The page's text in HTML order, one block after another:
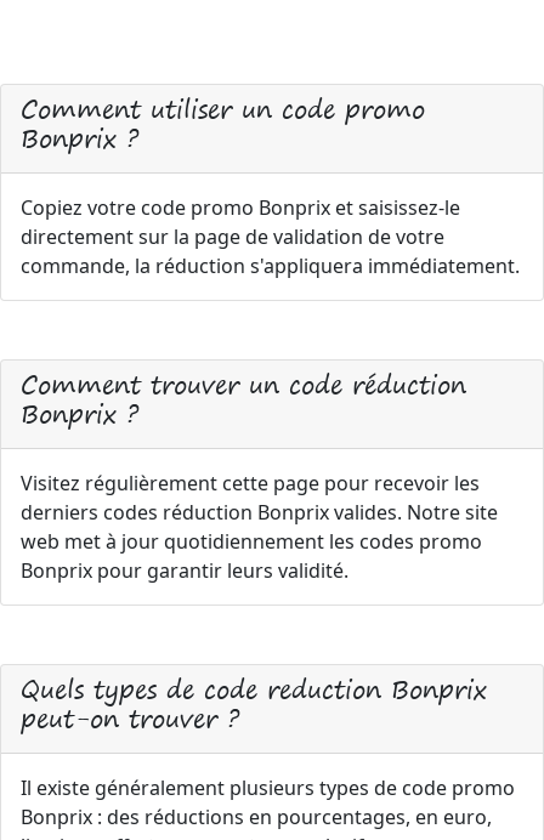
Comment utiliser un code promo
Bonprix ?
Copiez votre code promo Bonprix et saisissez-le
directement sur la page de validation de votre
commande, la réduction s'appliquera immédiatement.
Comment trouver un code réduction
Bonprix ?
Visitez régulièrement cette page pour recevoir les
derniers codes réduction Bonprix valides. Notre site
web met à jour quotidiennement les codes promo
Bonprix pour garantir leurs validité.
Quels types de code reduction Bonprix
peut-on trouver ?
Il existe généralement plusieurs types de code promo
Bonprix : des réductions en pourcentages, en euro,